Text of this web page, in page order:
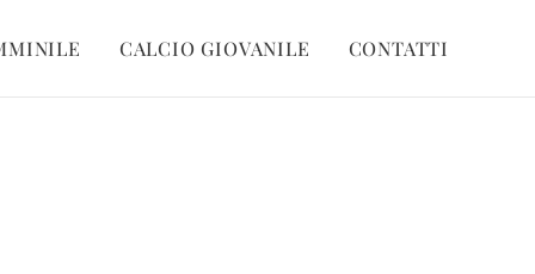
CALCIO GIOVANILE CONTATTI